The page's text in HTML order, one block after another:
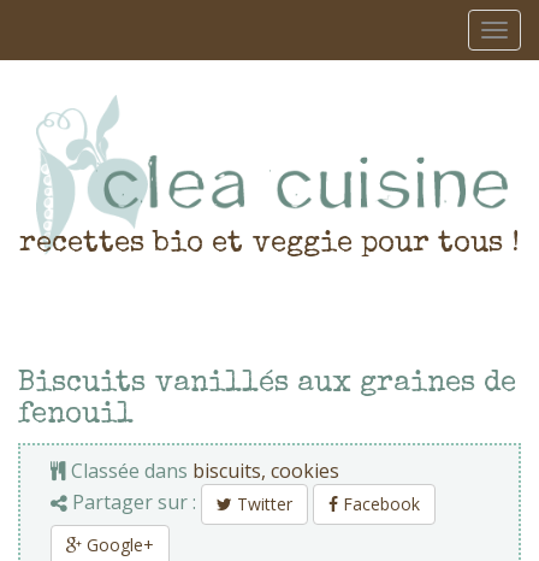
recettes bio et veggie pour tous !
Biscuits vanillés aux graines de
fenouil
Classée dans biscuits, cookies
Partager sur :
Twitter
Facebook
Google+